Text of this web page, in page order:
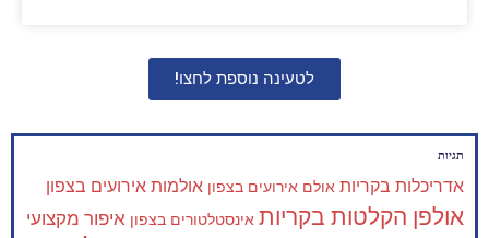
לטעינה נוספת לחצו!
תגיות
אדריכלות בקריות אולם אירועים בצפון אולמות אירועים בצפון
אולפן הקלטות בקריות אינסטלטורים בצפון איפור מקצועי